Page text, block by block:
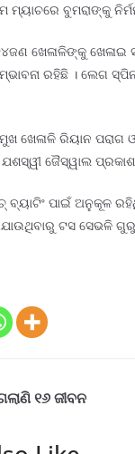
ବୁମରାଙ୍କୁ
ଖେଳାଳିଙ୍କୁ
ରହିଛି । ଲେଗ
ଖେଳାଳି ରିୟାନ
ଜୈସ୍ୱାଲ
ବ୍ୟାଟିଂ ପାଇଁ ଅନୁକୂଳ
ଟସ ସେଭଳି
୧୬ ଜୀବନ